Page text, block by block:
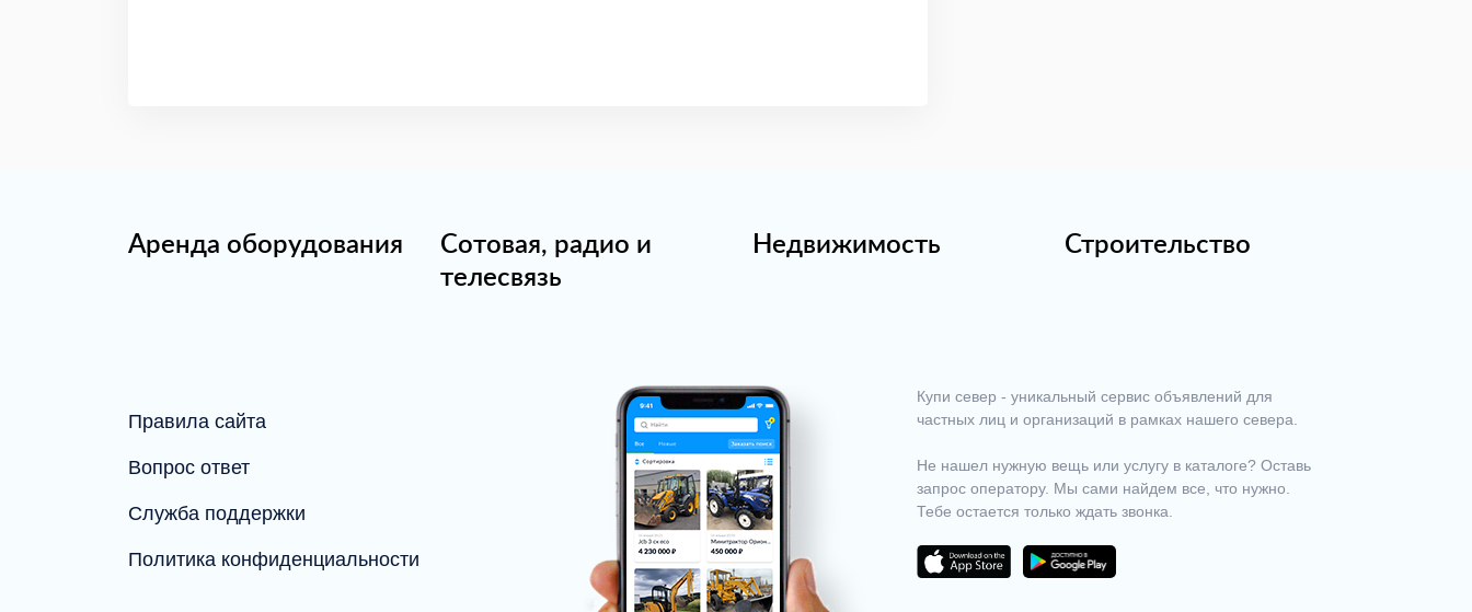
Аренда оборудования
Сотовая, радио и
телесвязь
Недвижимость Строительство
Правила сайта
Вопрос ответ
Служба поддержки
Политика конфиденциальности
Купи север - уникальный сервис объявлений для
частных лиц и организаций в рамках нашего севера.
Не нашел нужную вещь или услугу в каталоге? Оставь
запрос оператору. Мы сами найдем все, что нужно.
Тебе остается только ждать звонка.